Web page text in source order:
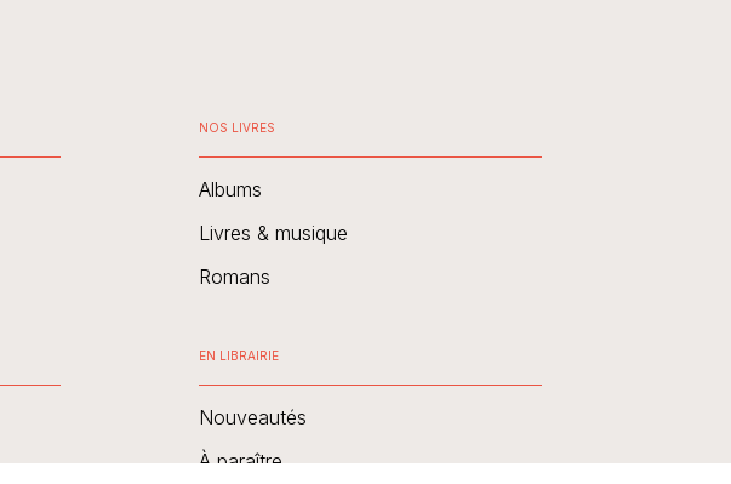
NOS LIVRES
Albums
Livres & musique
Romans
EN LIBRAIRIE
Nouveautés
À paraître